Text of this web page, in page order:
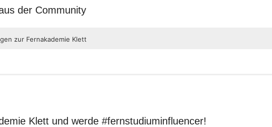
der Community
zur Fernakademie Klett
Klett und werde #fernstudiuminfluencer!